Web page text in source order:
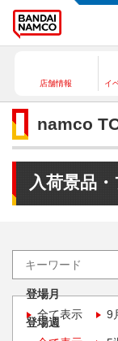
店舗情報 イ
namco
入荷景品
登場月
全て表示
9
登場週